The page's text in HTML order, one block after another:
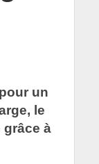
un
le
grâce à